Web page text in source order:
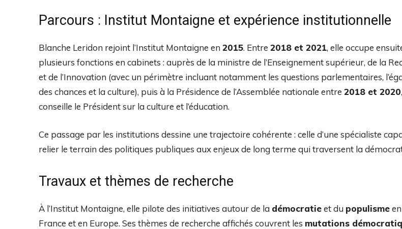
Parcours : Institut Montaigne et expérience institutionnelle
Blanche Leridon rejoint l’Institut Montaigne en 2015. Entre 2018 et 2021, elle occupe
plusieurs fonctions en cabinets : auprès de la ministre de l’Enseignement supérieur, de la
et de l’Innovation (avec un périmètre incluant notamment les questions parlementaires,
des chances et la culture), puis à la Présidence de l’Assemblée nationale entre 2018 et 2020
conseille le Président sur la culture et l’éducation.
Ce passage par les institutions dessine une trajectoire cohérente : celle d’une spécialiste
relier le terrain des politiques publiques aux enjeux de long terme qui traversent la
Travaux et thèmes de recherche
À l’Institut Montaigne, elle pilote des initiatives autour de la démocratieet du populismeen
France et en Europe. Ses thèmes de recherche affichés couvrent les mutations